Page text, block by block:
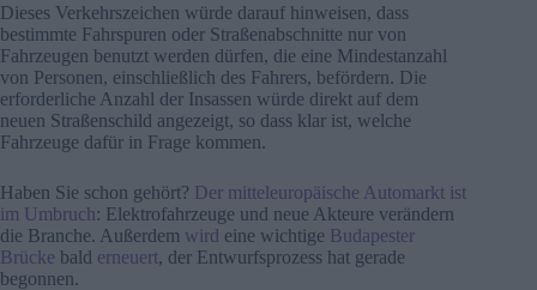
Dieses Verkehrszeichen würde darauf hinweisen, dass
bestimmte Fahrspuren oder Straßenabschnitte nur von
Fahrzeugen benutzt werden dürfen, die eine Mindestanzahl
von Personen, einschließlich des Fahrers, befördern. Die
erforderliche Anzahl der Insassen würde direkt auf dem
neuen Straßenschild angezeigt, so dass klar ist, welche
Fahrzeuge dafür in Frage kommen.
Haben Sie schon gehört? Der mitteleuropäische Automarkt ist
im Umbruch: Elektrofahrzeuge und neue Akteure verändern
die Branche. Außerdem wird eine wichtige Budapester
Brücke bald erneuert, der Entwurfsprozess hat gerade
begonnen.